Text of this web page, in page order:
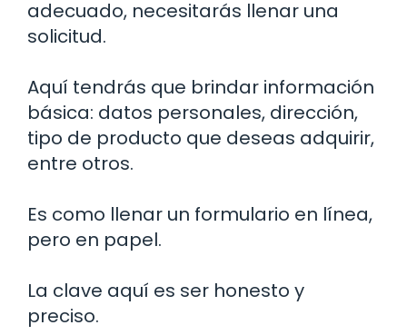
adecuado, necesitarás llenar una
solicitud.
Aquí tendrás que brindar información
básica: datos personales, dirección,
tipo de producto que deseas adquirir,
entre otros.
Es como llenar un formulario en línea,
pero en papel.
La clave aquí es ser honesto y
preciso.